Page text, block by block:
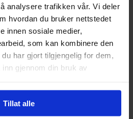
analysere trafikken vår. Vi deler
hvordan du bruker nettstedet
innen sosiale medier,
som kan kombinere den
har gjort tilgjengelig for dem,
gjennom din bruk av
Tillat alle
Olmos, Cully Hamner
144
DC Comics
12.04.2011
Voksen
Paperback